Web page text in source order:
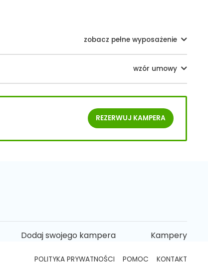
zobacz pełne wyposażenie
wzór umowy
REZERWUJ KAMPERA
Dodaj swojego kampera Kampery
POLITYKA PRYWATNOŚCI POMOC KONTAKT